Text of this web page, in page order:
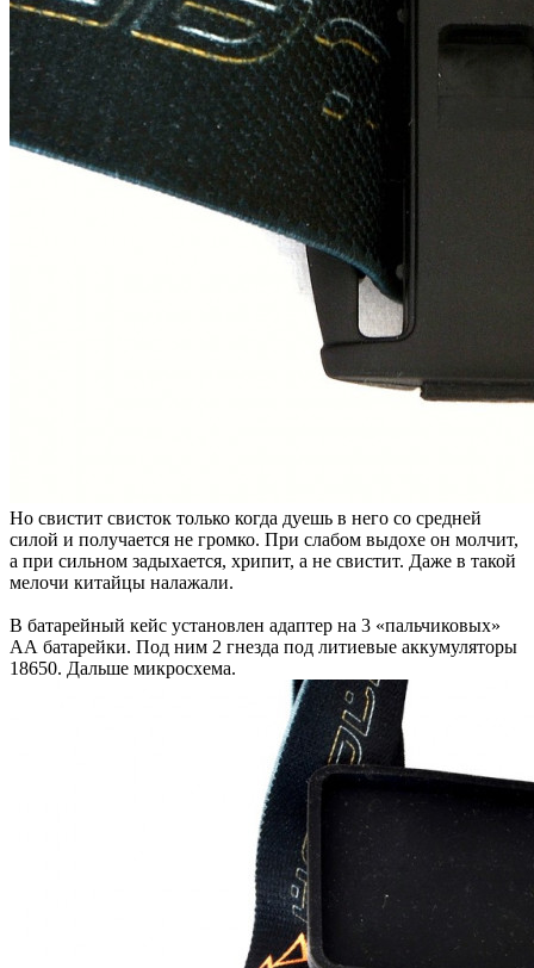
Но свистит свисток только когда дуешь в него со средней
силой и получается не громко. При слабом выдохе он молчит,
а при сильном задыхается, хрипит, а не свистит. Даже в такой
мелочи китайцы налажали.
В батарейный кейс установлен адаптер на 3 «пальчиковых»
АА батарейки. Под ним 2 гнезда под литиевые аккумуляторы
18650. Дальше микросхема.